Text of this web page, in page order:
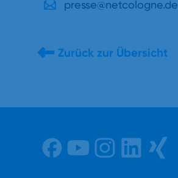
presse@netcologne.de
Zurück zur Übersicht